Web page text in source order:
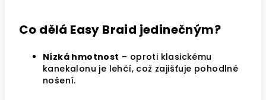
Co dělá Easy Braid jedinečným?
Nízká hmotnost – oproti klasickému
kanekalonu je lehčí, což zajišťuje pohodlné
nošení.